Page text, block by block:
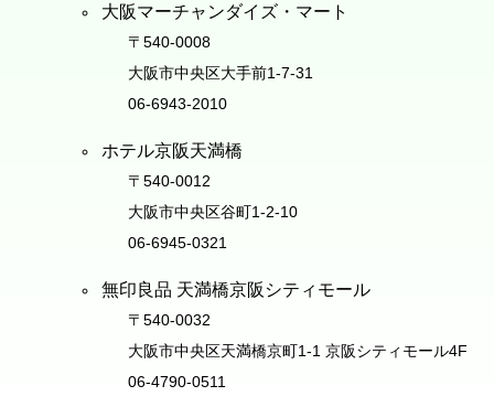
大阪マーチャンダイズ・マート
〒540-0008
大阪市中央区大手前1-7-31
06-6943-2010
ホテル京阪天満橋
〒540-0012
大阪市中央区谷町1-2-10
06-6945-0321
無印良品 天満橋京阪シティモール
〒540-0032
大阪市中央区天満橋京町1-1 京阪シティモール4F
06-4790-0511